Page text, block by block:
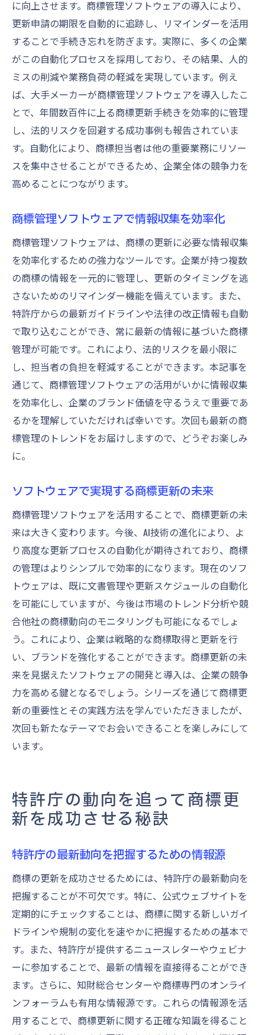
に向上させます。商標管理ソフトウェアの導入により、
更新申請の期限を自動的に追跡し、リマインダーを活用
することで手続き忘れを防ぎます。実際に、多くの企業
がこの自動化プロセスを採用しており、その結果、人的
ミスの削減や業務負荷の軽減を実現しています。例え
ば、大手メーカーが商標管理ソフトウェアを導入したこ
とで、年間数百件に上る商標更新手続きを効率的に管理
し、法的リスクを回避する成功事例も報告されていま
す。自動化により、商標担当者は他の重要業務にリソー
スを集中させることができるため、企業全体の競争力を
高めることにつながります。
商標管理ソフトウェアで情報収集を効率化
商標管理ソフトウェアは、商標の更新に必要な情報収集
を効率化するための強力なツールです。企業が持つ複数
の商標の情報を一元的に管理し、更新のタイミングを逃
さないためのリマインダー機能を備えています。また、
特許庁からの最新ガイドラインや法律の改正情報も自動
で取り込むことができ、常に最新の情報に基づいた商標
管理が可能です。これにより、法的リスクを最小限に
し、担当者の負担を軽減することができます。本記事を
通じて、商標管理ソフトウェアの活用がいかに情報収集
を効率化し、企業のブランド価値を守るうえで重要であ
るかを理解していただければ幸いです。次回も最新の商
標管理のトレンドをお届けしますので、どうぞお楽しみ
に。
ソフトウェアで実現する商標更新の未来
商標管理ソフトウェアを活用することで、商標更新の未
来は大きく変わります。今後、AI技術の進化により、よ
り高度な更新プロセスの自動化が期待されており、商標
の管理はよりシンプルで効率的になります。現在のソフ
トウェアは、既に文書管理や更新スケジュールの自動化
を可能にしていますが、今後は市場のトレンド分析や競
合他社の商標動向のモニタリングも可能になるでしょ
う。これにより、企業は戦略的な商標取得と更新を行
い、ブランドを強化することができます。商標更新の未
来を見据えたソフトウェアの開発と導入は、企業の競争
力を高める鍵となるでしょう。シリーズを通じて商標更
新の重要性とその実践方法を学んでいただきましたが、
次回も新たなテーマでお会いできることを楽しみにして
います。
特許庁の動向を追って商標更
新を成功させる秘訣
特許庁の最新動向を把握するための情報源
商標の更新を成功させるためには、特許庁の最新動向を
把握することが不可欠です。特に、公式ウェブサイトを
定期的にチェックすることは、商標に関する新しいガイ
ドラインや規制の変化を速やかに把握するための基本で
す。また、特許庁が提供するニュースレターやウェビナ
ーに参加することで、最新の情報を直接得ることができ
ます。さらに、知財総合センターや商標専門のオンライ
ンフォーラムも有用な情報源です。これらの情報源を活
用することで、商標更新に関する正確な知識を得ること